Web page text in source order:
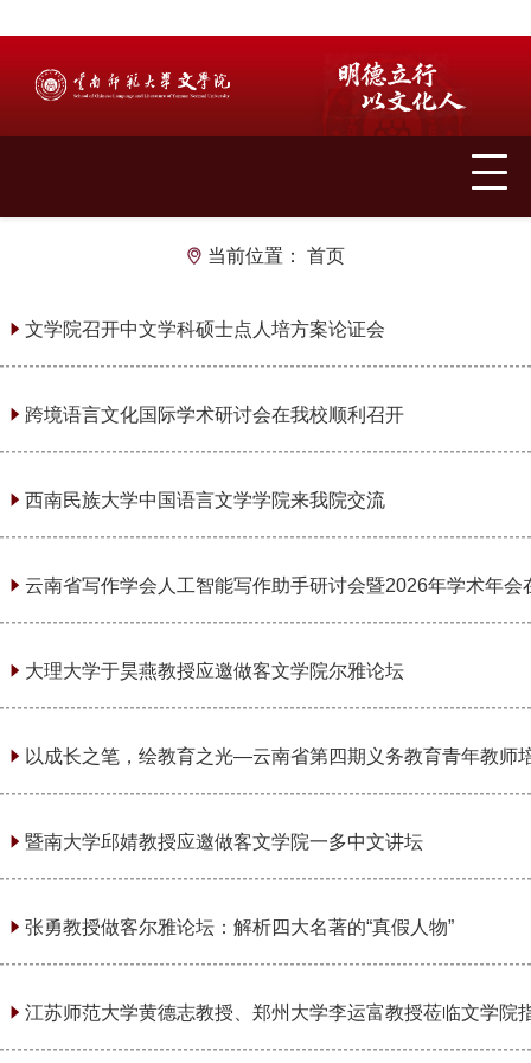
当前位置： 首页
文学院召开中文学科硕士点人培方案论证会
跨境语言文化国际学术研讨会在我校顺利召开
西南民族大学中国语言文学学院来我院交流
云南省写作学会人工智能写作助手研讨会暨2026年学术年会
2026
大理大学于昊燕教授应邀做客文学院尔雅论坛
以成长之笔，绘教育之光—云南省第四期义务教育青年教师
2026
暨南大学邱婧教授应邀做客文学院一多中文讲坛
张勇教授做客尔雅论坛：解析四大名著的“真假人物”
江苏师范大学黄德志教授、郑州大学李运富教授莅临文学院
2026